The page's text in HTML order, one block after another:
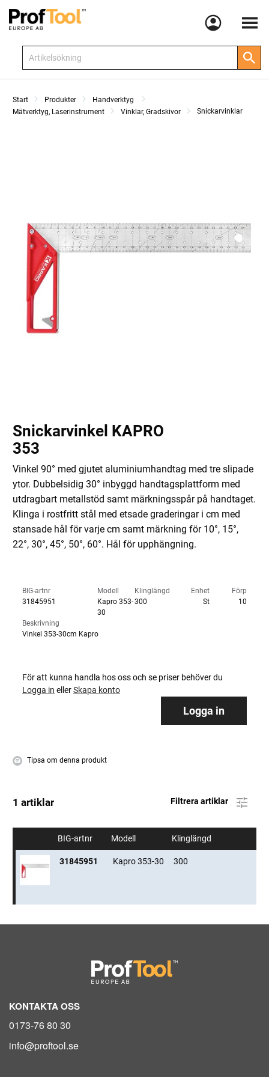
Meny
Start Produkter
Handverktyg
Mätverktyg, Laserinstrument
Vinklar, Gradskivor Snickarvinklar
Snickarvinkel KAPRO
353
Vinkel 90° med gjutet aluminiumhandtag med tre slipade
ytor. Dubbelsidig 30° inbyggd handtagsplattform med
utdragbart metallstöd samt märkningsspår på handtaget.
Klinga i rostfritt stål med etsade graderingar i cm med
stansade hål för varje cm samt märkning för 10°, 15°,
22°, 30°, 45°, 50°, 60°. Hål för upphängning.
BIG-artnr
31845951
Modell
Kapro 353-
30
Klinglängd
300
Enhet
St
Förp
10
Beskrivning
Vinkel 353-30cm Kapro
För att kunna handla hos oss och se priser behöver du
Logga in ellerSkapa konto
Logga in
Tipsa om denna produkt
1 artiklar Filtrera artiklar
BIG-artnr Modell Klinglängd
31845951 Kapro 353-30 300
KONTAKTA OSS
0173-76 80 30
info@proftool.se